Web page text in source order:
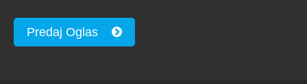
Predaj Oglas